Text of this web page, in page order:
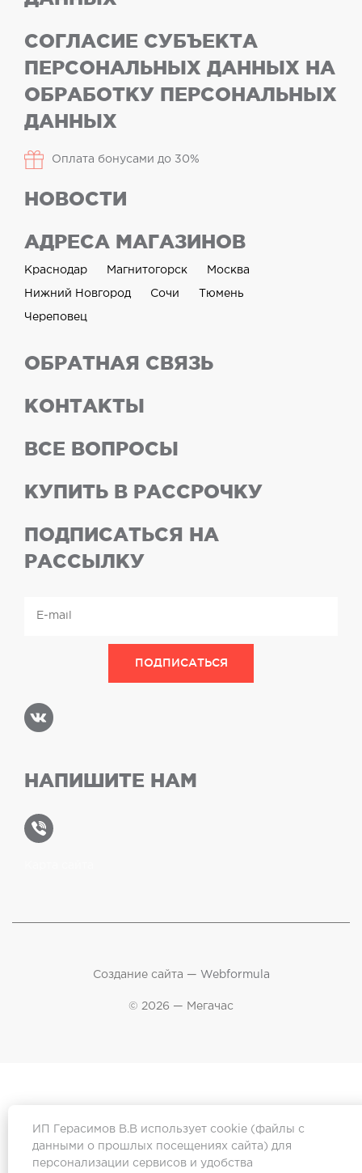
СОГЛАСИЕ СУБЪЕКТА
ПЕРСОНАЛЬНЫХ ДАННЫХ НА
ОБРАБОТКУ ПЕРСОНАЛЬНЫХ
ДАННЫХ
Оплата бонусами до 30%
НОВОСТИ
АДРЕСА МАГАЗИНОВ
Краснодар Магнитогорск Москва
Нижний Новгород Сочи Тюмень
Череповец
ОБРАТНАЯ СВЯЗЬ
КОНТАКТЫ
ВСЕ ВОПРОСЫ
КУПИТЬ В РАССРОЧКУ
ПОДПИСАТЬСЯ НА
РАССЫЛКУ
НАПИШИТЕ НАМ
Создание сайта — Webformula
© 2026 — Мегачас
ИП Герасимов В.В использует cookie (файлы с
данными о прошлых посещениях сайта) для
персонализации сервисов и удобства